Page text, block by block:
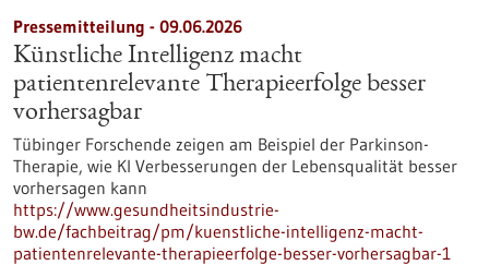
Pressemitteilung - 09.06.2026
Künstliche Intelligenz macht
patientenrelevante Therapieerfolge besser
vorhersagbar
Tübinger Forschende zeigen am Beispiel der Parkinson-
Therapie, wie KI Verbesserungen der Lebensqualität besser
vorhersagen kann
https://www.gesundheitsindustrie-
bw.de/fachbeitrag/pm/kuenstliche-intelligenz-macht-
patientenrelevante-therapieerfolge-besser-vorhersagbar-1